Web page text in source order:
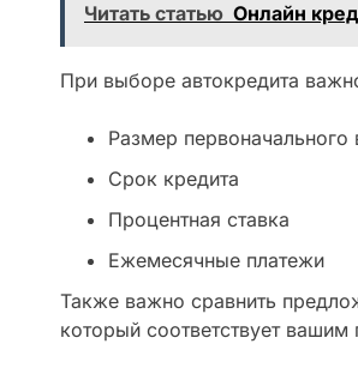
Читать статью Онлайн
При выборе автокредита
Размер первоначального
Срок кредита
Процентная ставка
Ежемесячные платежи
Также важно сравнить
который соответствует